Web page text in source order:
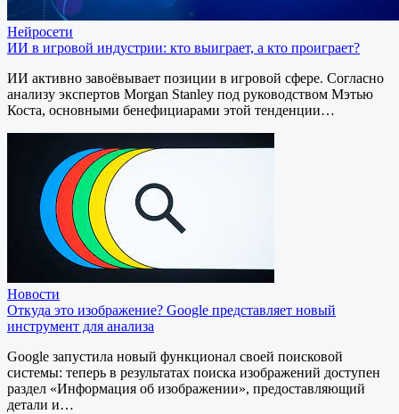
Нейросети
ИИ в игровой индустрии: кто выиграет, а кто проиграет?
ИИ активно завоёвывает позиции в игровой сфере. Согласно
анализу экспертов Morgan Stanley под руководством Мэтью
Коста, основными бенефициарами этой тенденции…
Новости
Откуда это изображение? Google представляет новый
инструмент для анализа
Google запустила новый функционал своей поисковой
системы: теперь в результатах поиска изображений доступен
раздел «Информация об изображении», предоставляющий
детали и…